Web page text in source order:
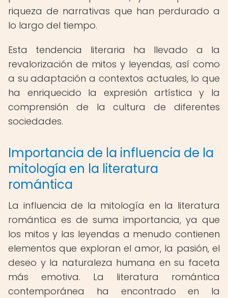
riqueza de narrativas que han perdurado a
lo largo del tiempo.
Esta tendencia literaria ha llevado a la
revalorización de mitos y leyendas, así como
a su adaptación a contextos actuales, lo que
ha enriquecido la expresión artística y la
comprensión de la cultura de diferentes
sociedades.
Importancia de la influencia de la
mitología en la literatura
romántica
La influencia de la mitología en la literatura
romántica es de suma importancia, ya que
los mitos y las leyendas a menudo contienen
elementos que exploran el amor, la pasión, el
deseo y la naturaleza humana en su faceta
más emotiva. La literatura romántica
contemporánea ha encontrado en la